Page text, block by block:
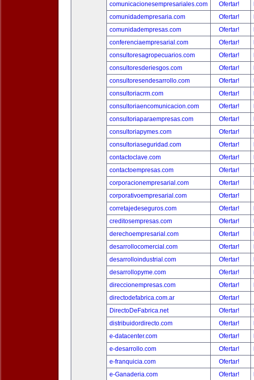
comunicacionesempresariales.com
Ofertar!
comunidadempresaria.com
Ofertar!
comunidadempresas.com
Ofertar!
conferenciaempresarial.com
Ofertar!
consultoresagropecuarios.com
Ofertar!
consultoresderiesgos.com
Ofertar!
consultoresendesarrollo.com
Ofertar!
consultoriacrm.com
Ofertar!
consultoriaencomunicacion.com
Ofertar!
consultoriaparaempresas.com
Ofertar!
consultoriapymes.com
Ofertar!
consultoriaseguridad.com
Ofertar!
contactoclave.com
Ofertar!
contactoempresas.com
Ofertar!
corporacionempresarial.com
Ofertar!
corporativoempresarial.com
Ofertar!
corretajedeseguros.com
Ofertar!
creditosempresas.com
Ofertar!
derechoempresarial.com
Ofertar!
desarrollocomercial.com
Ofertar!
desarrolloindustrial.com
Ofertar!
desarrollopyme.com
Ofertar!
direccionempresas.com
Ofertar!
directodefabrica.com.ar
Ofertar!
DirectoDeFabrica.net
Ofertar!
distribuidordirecto.com
Ofertar!
e-datacenter.com
Ofertar!
e-desarrollo.com
Ofertar!
e-franquicia.com
Ofertar!
e-Ganaderia.com
Ofertar!